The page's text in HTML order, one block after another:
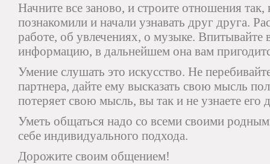
Начните все заново, и строите отношения так,
познакомили и начали узнавать друг друга.
работе, об увлечениях, о музыке. Впитывайте
информацию, в дальнейшем она вам
Умение слушать это искусство. Не
партнера, дайте ему высказать свою мысль
потеряет свою мысль, вы так и не узнаете его
Уметь общаться надо со всеми своими
себе индивидуального подхода.
Дорожите своим общением!